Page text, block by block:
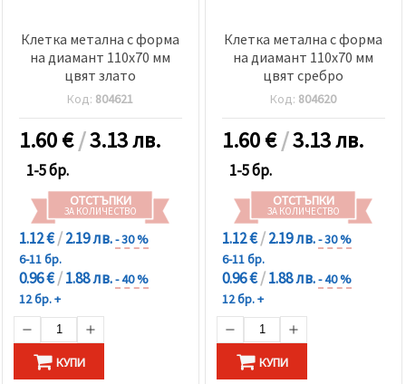
Клетка метална с форма
на диамант 110x70 мм
цвят злато
Код: 804621
1.60€/3.13 лв.
1-5 бр.
ОТСТЪПКИ
ЗА КОЛИЧЕСТВО
1.12 €/2.19 лв.- 30 %
6-11 бр.
0.96 €/1.88 лв.- 40 %
12 бр. +
КУПИ
Клетка метална с форма
на диамант 110x70 мм
цвят сребро
Код: 804620
1.60€/3.13 лв.
1-5 бр.
ОТСТЪПКИ
ЗА КОЛИЧЕСТВО
1.12 €/2.19 лв.- 30 %
6-11 бр.
0.96 €/1.88 лв.- 40 %
12 бр. +
КУПИ